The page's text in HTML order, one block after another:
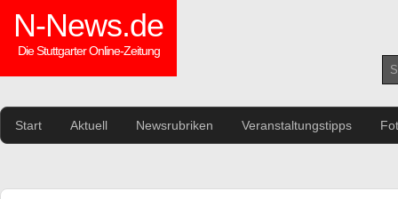
N-News.de
Die Stuttgarter Online-Zeitung
Start Aktuell Newsrubriken Veranstaltungstipps